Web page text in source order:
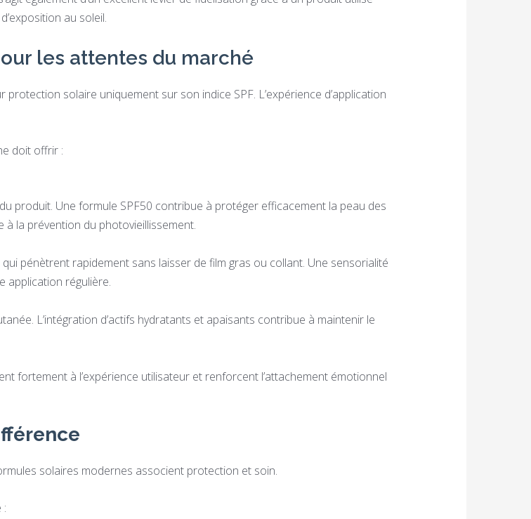
au soleil.
les attentes du marché
solaire uniquement sur son indice SPF. L’expérience d’application
doit offrir :
produit. Une formule SPF50 contribue à protéger efficacement la peau des
la prévention du photovieillissement.
pénètrent rapidement sans laisser de film gras ou collant. Une sensorialité
application régulière.
L’intégration d’actifs hydratants et apaisants contribue à maintenir le
fortement à l’expérience utilisateur et renforcent l’attachement émotionnel
solaires modernes associent protection et soin.
: